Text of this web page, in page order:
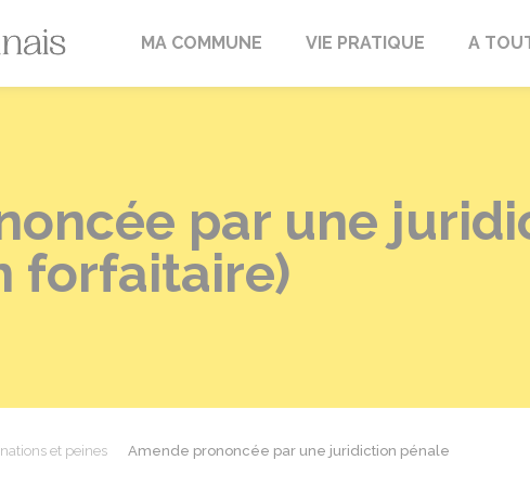
Fréville-du-Gâtinais
MA COMMUNE VIE PRATIQUE A
par une
forfaitaire)
et peines
Amende prononcée par une juridiction pénale